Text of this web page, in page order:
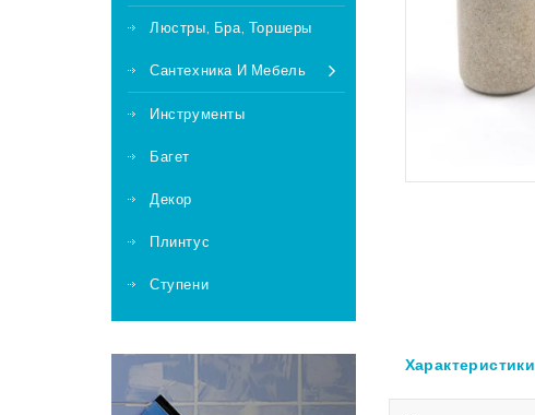
Люстры, Бра, Торшеры
Сантехника И Мебель
Инструменты
Багет
Декор
Плинтус
Ступени
Характеристики